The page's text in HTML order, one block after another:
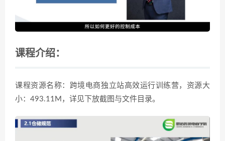
课程介绍：
课程资源名称：跨境电商独立站高效运行训练营，资源大
小：493.11M，详见下放截图与文件目录。